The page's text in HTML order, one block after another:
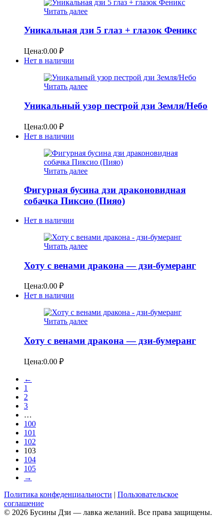
Читать далее
Уникальная дзи 5 глаз + глазок Феникс
Цена:0.00 ₽
Нет в наличии
Читать далее
Уникальный узор пестрой дзи Земля/Небо
Цена:0.00 ₽
Нет в наличии
Читать далее
Фигурная бусина дзи драконовидная
собачка Пиксио (Пияо)
Нет в наличии
Читать далее
Хоту с венами дракона — дзи-бумеранг
Цена:0.00 ₽
Нет в наличии
Читать далее
Хоту с венами дракона — дзи-бумеранг
Цена:0.00 ₽
←
1
2
3
…
100
101
102
103
104
105
→
Политика конфеденциальности | Пользовательское
соглашение
© 2026 Бусины Дзи — лавка желаний. Все права защищены.